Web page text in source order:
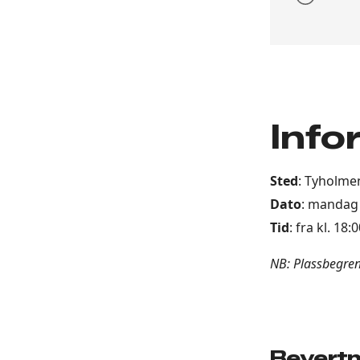
Sted:
Dato:
Tid: fra kl.
NB: